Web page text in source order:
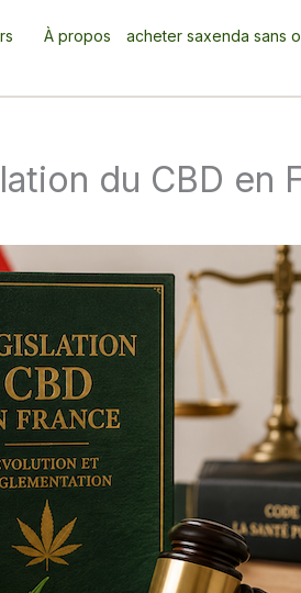
À propos acheter saxenda sans
du CBD en